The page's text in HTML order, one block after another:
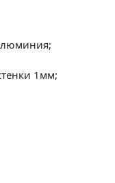
1мм;